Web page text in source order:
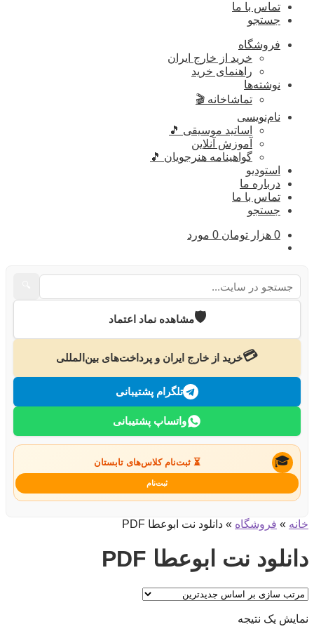
تماس با ما
جستجو
فروشگاه
خرید از خارج ایران
راهنمای خرید
نوشته‌ها
تماشاخانه 🎬
نام‌نویسی
اساتید موسیقی 🎵
آموزش آنلاین
گواهینامه هنرجویان 🎵
استودیو
درباره ما
تماس با ما
جستجو
0 هزار تومان 0 مورد
🛡️مشاهده نماد اعتماد
💳خرید از خارج ایران و پرداخت‌های بین‌المللی
تلگرام پشتیبانی
واتساپ پشتیبانی
🎓 ⏳ ثبت‌نام کلاس‌های تابستان
ثبت‌نام
خانه » فروشگاه » دانلود نت ابوعطا PDF
دانلود نت ابوعطا PDF
نمایش یک نتیجه